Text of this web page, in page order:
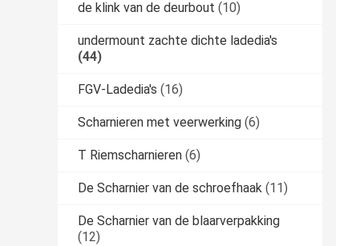
de klink van de deurbout (10)
undermount zachte dichte ladedia's
(44)
FGV-Ladedia's (16)
Scharnieren met veerwerking (6)
T Riemscharnieren (6)
De Scharnier van de schroefhaak (11)
De Scharnier van de blaarverpakking
(12)